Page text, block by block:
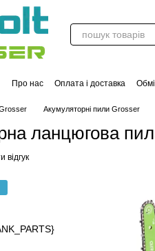
Про нас Оплата і доставка
Акумуляторні пили Grosser
ланцюгова
відгук